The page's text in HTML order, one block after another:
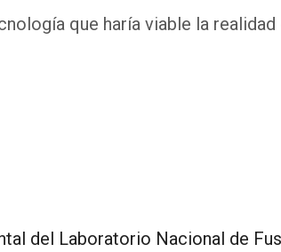
que haría viable la realidad
del Laboratorio Nacional de